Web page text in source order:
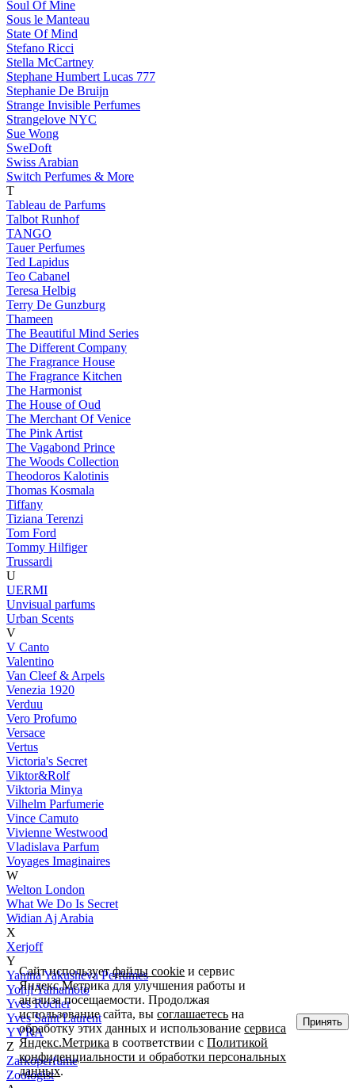
Soul Of Mine
Sous le Manteau
State Of Mind
Stefano Ricci
Stella McCartney
Stephane Humbert Lucas 777
Stephanie De Bruijn
Strange Invisible Perfumes
Strangelove NYC
Sue Wong
SweDoft
Swiss Arabian
Switch Perfumes & More
T
Tableau de Parfums
Talbot Runhof
TANGO
Tauer Perfumes
Ted Lapidus
Teo Cabanel
Teresa Helbig
Terry De Gunzburg
Thameen
The Beautiful Mind Series
The Different Company
The Fragrance House
The Fragrance Kitchen
The Harmonist
The House of Oud
The Merchant Of Venice
The Pink Artist
The Vagabond Prince
The Woods Collection
Theodoros Kalotinis
Thomas Kosmala
Tiffany
Tiziana Terenzi
Tom Ford
Tommy Hilfiger
Trussardi
U
UERMI
Unvisual parfums
Urban Scents
V
V Canto
Valentino
Van Cleef & Arpels
Venezia 1920
Verduu
Vero Profumo
Versace
Vertus
Victoria's Secret
Viktor&Rolf
Viktoria Minya
Vilhelm Parfumerie
Vince Camuto
Vivienne Westwood
Vladislava Parfum
Voyages Imaginaires
W
Welton London
What We Do Is Secret
Widian Aj Arabia
X
Xerjoff
Y
Yanina Yakusheva Perfumes
Yohji Yamamoto
Yves Rocher
Yves Saint Laurent
YVRA
Z
Zarkoperfume
Zoologist
Сайт используетфайлы cookie и сервис
Яндекс.Метрика для улучшения работы и
анализа посещаемости. Продолжая
использование сайта, высоглашаетесь на
обработку этих данных и использованиесервиса
Яндекс.Метрика в соответствии сПолитикой
конфиденциальности и обработки персональных
данных.
Принять